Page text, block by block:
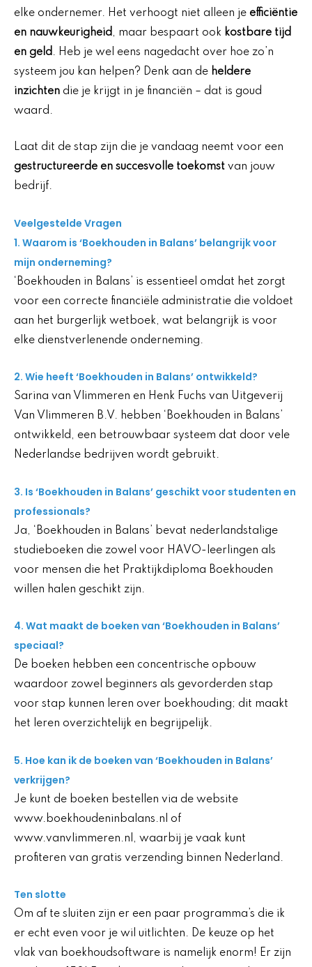
elke ondernemer. Het verhoogt niet alleen je efficiëntie
en nauwkeurigheid , maar bespaart ook kostbare tijd
en geld . Heb je wel eens nagedacht over hoe zo’n
systeem jou kan helpen? Denk aan de heldere
inzichten die je krijgt in je financiën – dat is goud
waard.
Laat dit de stap zijn die je vandaag neemt voor een
gestructureerde en succesvolle toekomst van jouw
bedrijf.
Veelgestelde Vragen
1. Waarom is ‘Boekhouden in Balans’ belangrijk voor
mijn onderneming?
‘Boekhouden in Balans’ is essentieel omdat het zorgt
voor een correcte financiële administratie die voldoet
aan het burgerlijk wetboek, wat belangrijk is voor
elke dienstverlenende onderneming.
2. Wie heeft ‘Boekhouden in Balans’ ontwikkeld?
Sarina van Vlimmeren en Henk Fuchs van Uitgeverij
Van Vlimmeren B.V. hebben ‘Boekhouden in Balans’
ontwikkeld, een betrouwbaar systeem dat door vele
Nederlandse bedrijven wordt gebruikt.
3. Is ‘Boekhouden in Balans’ geschikt voor studenten en
professionals?
Ja, ‘Boekhouden in Balans’ bevat nederlandstalige
studieboeken die zowel voor HAVO-leerlingen als
voor mensen die het Praktijkdiploma Boekhouden
willen halen geschikt zijn.
4. Wat maakt de boeken van ‘Boekhouden in Balans’
speciaal?
De boeken hebben een concentrische opbouw
waardoor zowel beginners als gevorderden stap
voor stap kunnen leren over boekhouding; dit maakt
het leren overzichtelijk en begrijpelijk.
5. Hoe kan ik de boeken van ‘Boekhouden in Balans’
verkrijgen?
Je kunt de boeken bestellen via de website
www.boekhoudeninbalans.nl of
www.vanvlimmeren.nl, waarbij je vaak kunt
profiteren van gratis verzending binnen Nederland.
Ten slotte
Om af te sluiten zijn er een paar programma’s die ik
er echt even voor je wil uitlichten. De keuze op het
vlak van boekhoudsoftware is namelijk enorm! Er zijn